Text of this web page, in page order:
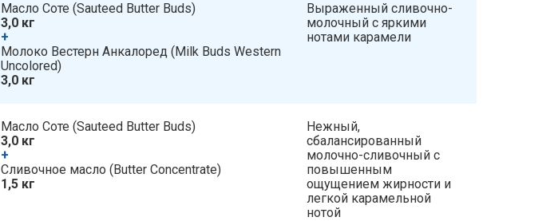
Масло Соте​​ (Sauteed Butter Buds)
3,0 кг
+
​​ Молоко Вестерн Анкалоред​​ (Milk Buds Western
Uncolored)
3,0 кг
Выраженный сливочно-
молочный с яркими
нотами карамели
Масло Соте​​ (Sauteed Butter Buds)
3,0 кг
+
​​ Сливочное масло​​ (Butter Concentrate)
1,5 кг
Нежный,
сбалансированный
молочно-сливочный с
повышенным
ощущением жирности и
легкой карамельной
нотой